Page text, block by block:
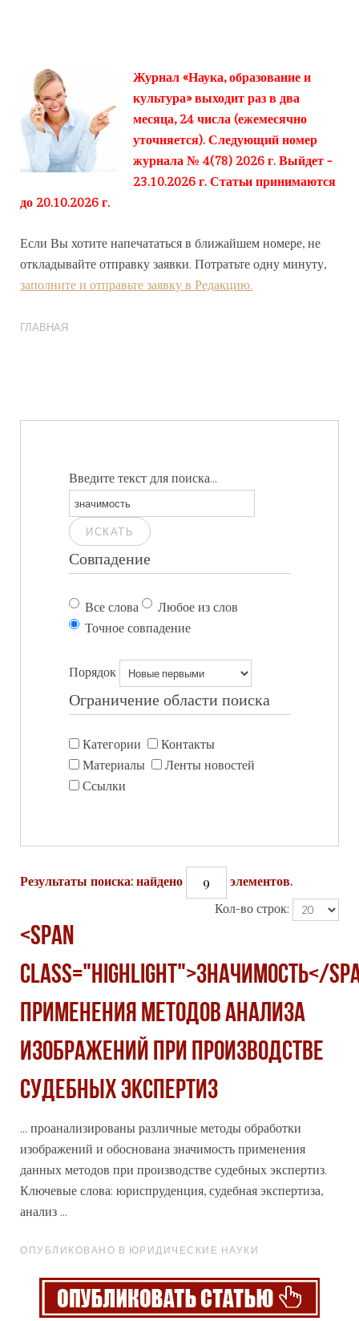
Журнал «Наука, образование и
культура» выходит раз в два
месяца, 24 числа (ежемесячно
уточняется). Следующий номер
журнала № 4(78) 2026 г. Выйдет -
23.10.2026 г. Статьи принимаются
до 20.10.2026 г.
Если Вы хотите напечататься в ближайшем номере, не
откладывайте отправку заявки. Потратьте одну минуту,
заполните и отправьте заявку в Редакцию.
ГЛАВНАЯ
Введите текст для поиска...
ИСКАТЬ
Совпадение
Все слова
Любое из слов
Точное совпадение
Порядок
Ограничение области поиска
Категории
Контакты
Материалы
Ленты новостей
Ссылки
Результаты поиска: найдено 9
элементов.
Кол-во строк:
<span
class="highlight">ЗНАЧИМОСТЬ</
ПРИМЕНЕНИЯ МЕТОДОВ АНАЛИЗА
ИЗОБРАЖЕНИЙ ПРИ ПРОИЗВОДСТВЕ
СУДЕБНЫХ ЭКСПЕРТИЗ
... проанализированы различные методы обработки
изображений и обоснована значимость применения
данных методов при производстве судебных экспертиз.
Ключевые слова: юриспруденция, судебная экспертиза,
анализ ...
ОПУБЛИКОВАНО В ЮРИДИЧЕСКИЕ НАУКИ